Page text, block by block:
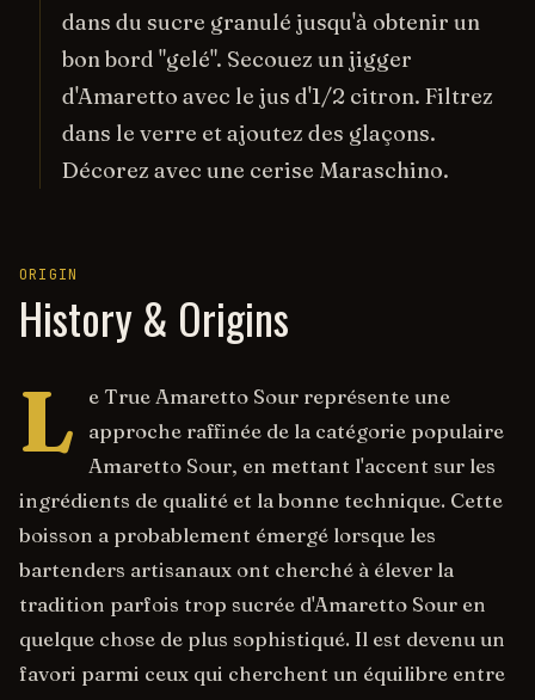
dans du sucre granulé jusqu'à obtenir un
bon bord "gelé". Secouez un jigger
d'Amaretto avec le jus d'1/2 citron. Filtrez
dans le verre et ajoutez des glaçons.
Décorez avec une cerise Maraschino.
ORIGIN
History & Origins
L
e True Amaretto Sour représente une
approche raffinée de la catégorie populaire
Amaretto Sour, en mettant l'accent sur les
ingrédients de qualité et la bonne technique. Cette
boisson a probablement émergé lorsque les
bartenders artisanaux ont cherché à élever la
tradition parfois trop sucrée d'Amaretto Sour en
quelque chose de plus sophistiqué. Il est devenu un
favori parmi ceux qui cherchent un équilibre entre